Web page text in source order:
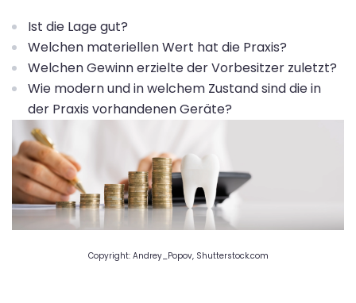
Ist die Lage gut?
Welchen materiellen Wert hat die Praxis?
Welchen Gewinn erzielte der Vorbesitzer zuletzt?
Wie modern und in welchem Zustand sind die in
der Praxis vorhandenen Geräte?
Copyright: Andrey_Popov, Shutterstock.com